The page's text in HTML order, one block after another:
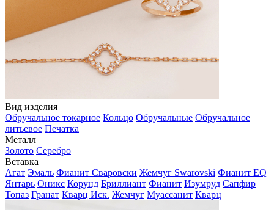
Вид изделия
Обручальное токарное Кольцо Обручальные Обручальное
литьевое Печатка
Металл
Золото Серебро
Вставка
Агат Эмаль Фианит Сваровски Жемчуг Swarovski Фианит EQ
Янтарь Оникс Корунд Бриллиант Фианит Изумруд Сапфир
Топаз Гранат Кварц Иск. Жемчуг Муассанит Кварц